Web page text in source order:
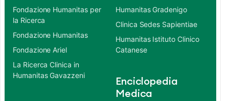
Fondazione Humanitas per
la Ricerca
Fondazione Humanitas
Fondazione Ariel
La Ricerca Clinica in
Humanitas Gavazzeni
Humanitas Gradenigo
Clinica Sedes Sapientiae
Humanitas Istituto Clinico
Catanese
Enciclopedia
Medica